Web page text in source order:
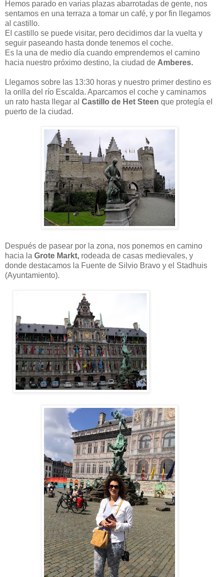
Hemos parado en varias plazas abarrotadas de gente, nos
sentamos en una terraza a tomar un café, y por fin llegamos
al castillo.
El castillo se puede visitar, pero decidimos dar la vuelta y
seguir paseando hasta donde tenemos el coche.
Es la una de medio día cuando emprendemos el camino
hacia nuestro próximo destino, la ciudad de Amberes.
Llegamos sobre las 13:30 horas y nuestro primer destino es
la orilla del río Escalda. Aparcamos el coche y caminamos
un rato hasta llegar al Castillo de Het Steen que protegía el
puerto de la ciudad.
Después de pasear por la zona, nos ponemos en camino
hacia la Grote Markt, rodeada de casas medievales, y
donde destacamos la Fuente de Silvio Bravo y el Stadhuis
(Ayuntamiento).